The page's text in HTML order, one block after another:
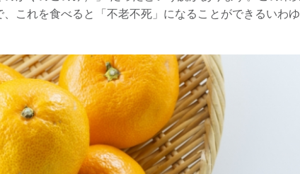
これを食べると「不老不死」になることができるいわゆ